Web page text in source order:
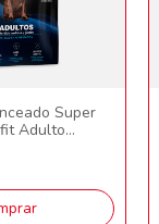
Super
Adulto
Grande 15